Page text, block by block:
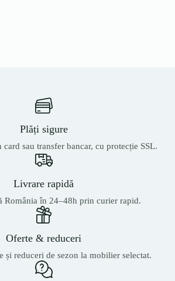
Plăți sigure
card sau transfer bancar, cu protecție SSL.
Livrare rapidă
România în 24–48h prin curier rapid.
Oferte & reduceri
și reduceri de sezon la mobilier selectat.